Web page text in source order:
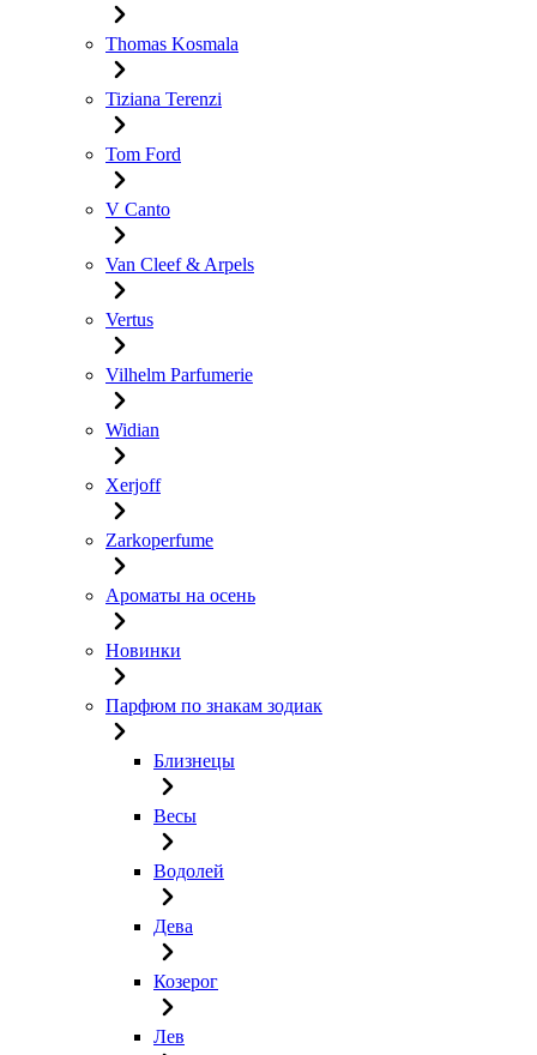
Thomas Kosmala
Tiziana Terenzi
Tom Ford
V Canto
Van Cleef & Arpels
Vertus
Vilhelm Parfumerie
Widian
Xerjoff
Zarkoperfume
Ароматы на осень
Новинки
Парфюм по знакам зодиак
Близнецы
Весы
Водолей
Дева
Козерог
Лев